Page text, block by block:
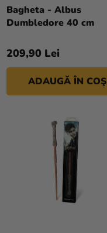
si
merch
Materiale
creative
Produse
personalizate
Lichidare
Despre
D
U
U
L
Bagheta - Albus
Dumbledore 40 cm
209,90 Lei
ADAUGĂ ÎN COŞ